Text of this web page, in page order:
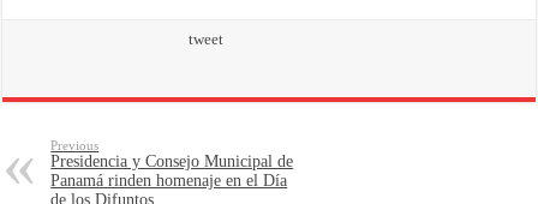
tweet
Previous
Presidencia y Consejo Municipal de
Panamá rinden homenaje en el Día
de los Difuntos